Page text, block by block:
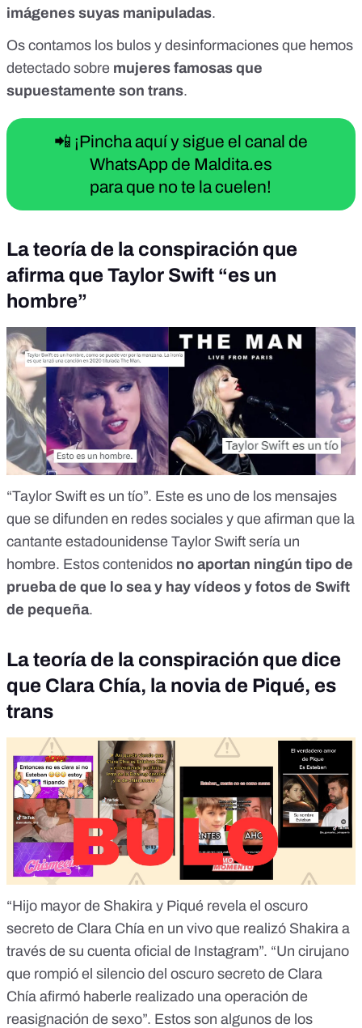
imágenes suyas manipuladas.
Os contamos los bulos y desinformaciones que hemos
detectado sobre mujeres famosas que
supuestamente son trans.
📲 ¡Pincha aquí y sigue el canal de
WhatsApp de Maldita.es
para que no te la cuelen!
La teoría de la conspiración que
afirma que Taylor Swift “es un
hombre”
“Taylor Swift es un tío”. Este es uno de los mensajes
que se difunden en redes sociales y que afirman que la
cantante estadounidense Taylor Swift sería un
hombre. Estos contenidos no aportan ningún tipo de
pruebade que lo sea y hay vídeos y fotos de Swift
de pequeña.
La teoría de la conspiración que dice
que Clara Chía, la novia de Piqué, es
trans
“Hijo mayor de Shakira y Piqué revela el oscuro
secreto de Clara Chía en un vivo que realizó Shakira a
través de su cuenta oficial de Instagram”. “Un cirujano
que rompió el silencio del oscuro secreto de Clara
Chía afirmó haberle realizado una operación de
reasignación de sexo”. Estos son algunos de los